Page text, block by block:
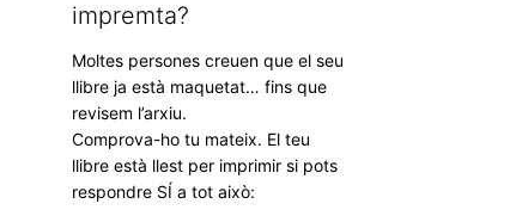
impremta?
Moltes persones creuen que el seu
llibre ja està maquetat… fins que
revisem l’arxiu.
Comprova-ho tu mateix. El teu
llibre està llest per imprimir si pots
respondre SÍ a tot això: